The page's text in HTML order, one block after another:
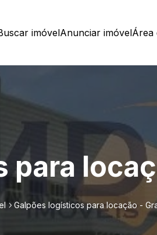
imóvelAnunciar imóvelÁrea
Galpões logísticos para locação -